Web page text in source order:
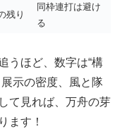
残り
同枠連打は避け
る
うほど、数字は“構
示の密度、風と隊
て見れば、万舟の芽
ます！